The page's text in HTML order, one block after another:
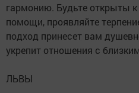
гармонию. Будьте открыты
помощи, проявляйте
подход принесет вам
укрепит отношения с
ЛЬВЫ